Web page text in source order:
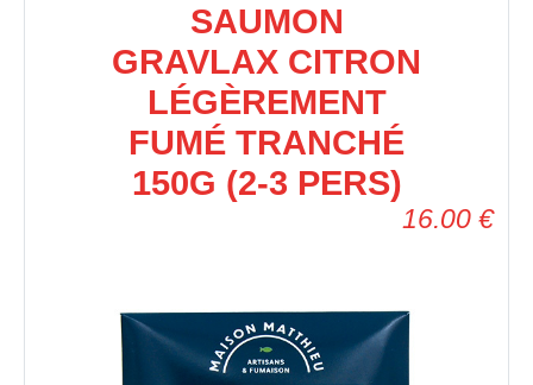
SAUMON
GRAVLAX CITRON
LÉGÈREMENT
FUMÉ TRANCHÉ
150G (2-3 PERS)
16.00 €